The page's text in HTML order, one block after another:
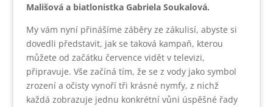
Mališová a biatlonistka Gabriela Soukalová.
My vám nyní přinášíme záběry ze zákulisí, abyste si
dovedli představit, jak se taková kampaň, kterou
můžete od začátku července vidět v televizi,
připravuje. Vše začíná tím, že se z vody jako symbol
zrození a očisty vynoří tři krásné nymfy, z nichž
každá zobrazuje jednu konkrétní vůni úspěšné řady